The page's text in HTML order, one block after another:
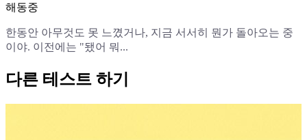
해동중
한동안 아무것도 못 느꼈거나, 지금 서서히 뭔가 돌아오는 중
이야. 이전에는 "됐어 뭐...
다른 테스트 하기